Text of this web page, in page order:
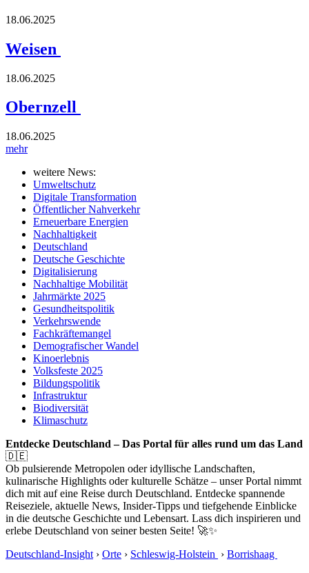
18.06.2025
Weisen
18.06.2025
Obernzell
18.06.2025
mehr
weitere News:
Umweltschutz
Digitale Transformation
Öffentlicher Nahverkehr
Erneuerbare Energien
Nachhaltigkeit
Deutschland
Deutsche Geschichte
Digitalisierung
Nachhaltige Mobilität
Jahrmärkte 2025
Gesundheitspolitik
Verkehrswende
Fachkräftemangel
Demografischer Wandel
Kinoerlebnis
Volksfeste 2025
Bildungspolitik
Infrastruktur
Biodiversität
Klimaschutz
Entdecke Deutschland – Das Portal für alles rund um das Land
🇩🇪
Ob pulsierende Metropolen oder idyllische Landschaften,
kulinarische Highlights oder kulturelle Schätze – unser Portal nimmt
dich mit auf eine Reise durch Deutschland. Entdecke spannende
Reiseziele, aktuelle News, Insider-Tipps und tiefgehende Einblicke
in die deutsche Geschichte und Lebensart. Lass dich inspirieren und
erlebe Deutschland von seiner besten Seite! 🚀✨
Deutschland-Insight › Orte › Schleswig-Holstein › Borrishaag